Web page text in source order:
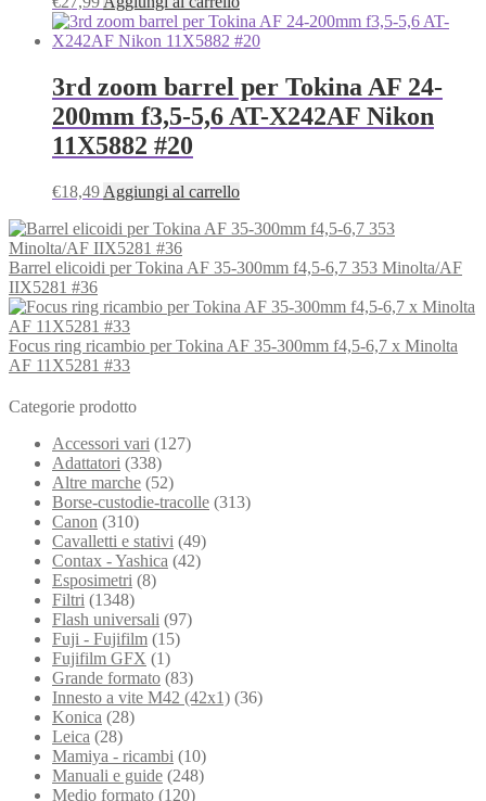
3rd zoom barrel per Tokina AF 24-
200mm f3,5-5,6 AT-X242AF Nikon
11X5882 #20
€18,49 Aggiungi al carrello
Barrel elicoidi per Tokina AF 35-300mm f4,5-6,7 353 Minolta/AF
IIX5281 #36
Focus ring ricambio per Tokina AF 35-300mm f4,5-6,7 x Minolta
AF 11X5281 #33
Categorie prodotto
Accessori vari (127)
Adattatori (338)
Altre marche (52)
Borse-custodie-tracolle (313)
Canon (310)
Cavalletti e stativi (49)
Contax - Yashica (42)
Esposimetri (8)
Filtri (1348)
Flash universali (97)
Fuji - Fujifilm (15)
Fujifilm GFX (1)
Grande formato (83)
Innesto a vite M42 (42x1) (36)
Konica (28)
Leica (28)
Mamiya - ricambi (10)
Manuali e guide (248)
Medio formato (120)